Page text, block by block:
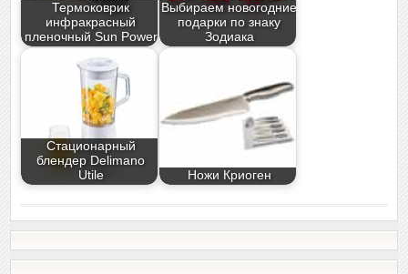
Термоковрик
инфракрасный
пленочный Sun Power
Выбираем новогодние
подарки по знаку
Зодиака
Стационарный
блендер Delimano
Utile
Ножи Криоген